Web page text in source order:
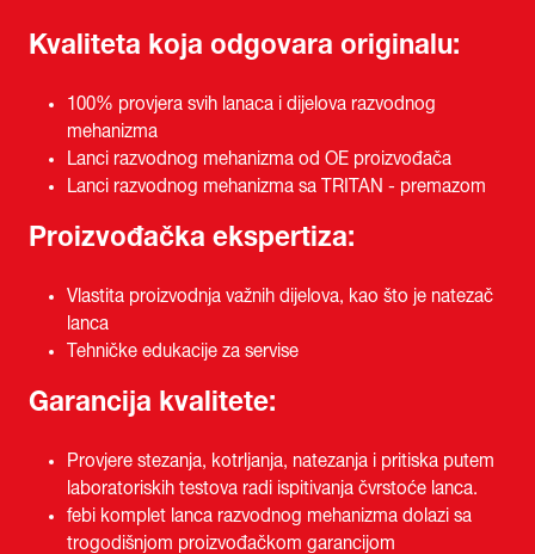
Kvaliteta koja odgovara originalu:
100% provjera svih lanaca i dijelova razvodnog
mehanizma
Lanci razvodnog mehanizma od OE proizvođača
Lanci razvodnog mehanizma sa TRITAN - premazom
Proizvođačka ekspertiza:
Vlastita proizvodnja važnih dijelova, kao što je natezač
lanca
Tehničke edukacije za servise
Garancija kvalitete:
Provjere stezanja, kotrljanja, natezanja i pritiska putem
laboratoriskih testova radi ispitivanja čvrstoće lanca.
febi komplet lanca razvodnog mehanizma dolazi sa
trogodišnjom proizvođačkom garancijom